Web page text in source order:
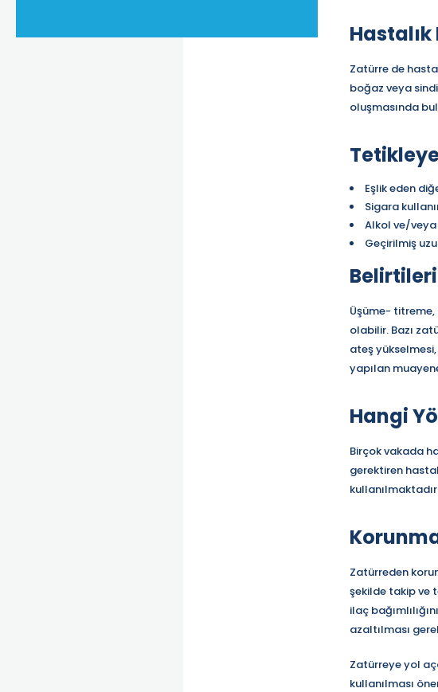
Hastalık
Zatürre de
boğaz veya
oluşmasında
Eşlik eden
Sigara
Alkol ve/veya
Geçirilmiş
Üşüme- titreme,
olabilir. Bazı
ateş
yapılan
Hangi
Birçok vakada
gerektiren
Zatürreden
şekilde takip ve
ilaç
azaltılması
Zatürreye yol
kullanılması